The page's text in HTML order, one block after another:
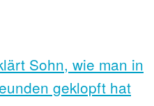
Sohn, wie man in
geklopft hat